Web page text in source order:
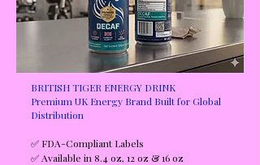
BRITISH TIGER ENERGY DRINK
Premium UK Energy Brand Built for Global
Distribution
✅ FDA-Compliant Labels
✅ Available in 8.4 oz, 12 oz & 16 oz